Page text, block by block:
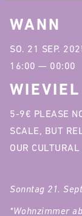
Sonntag 21.
*Wohnzimmer
WANN
SO. 21 SEP.
16:00 — 00:00
WIEVIEL
5-9€ PLEASE
SCALE, BUT
OUR CULTURAL